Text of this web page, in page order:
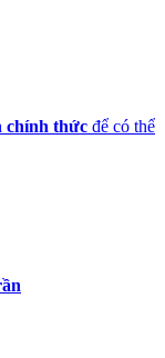
chính thức để có thể